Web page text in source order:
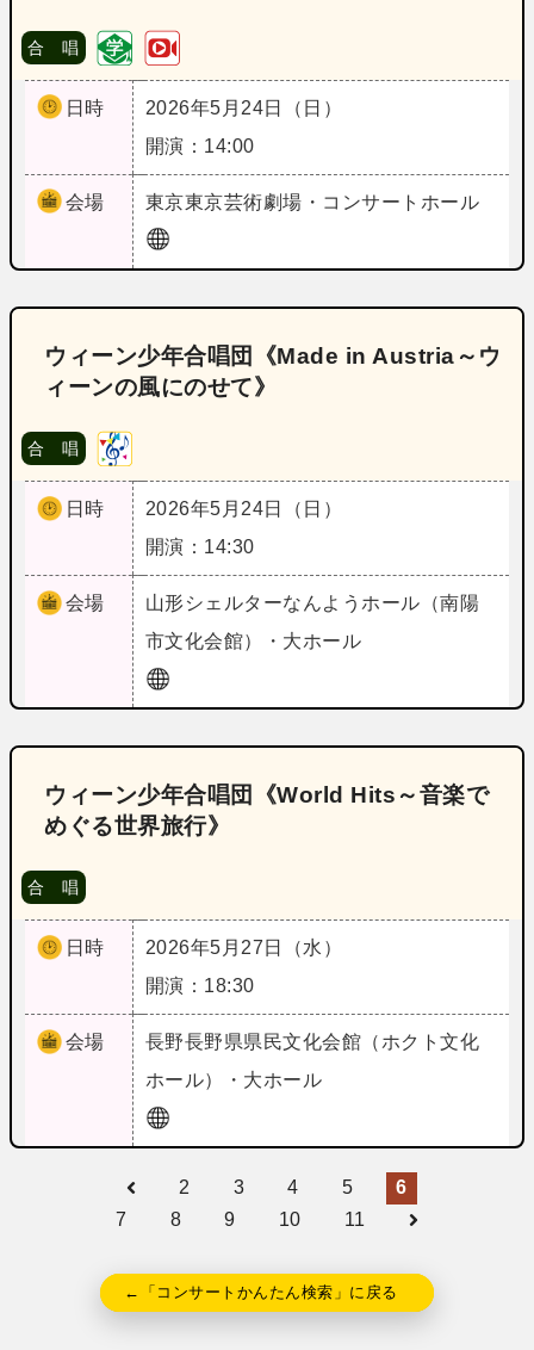
合 唱
日時
2026年5月24日（日）
開演：14:00
会場 東京東京芸術劇場・コンサートホール
ウィーン少年合唱団《Made in Austria～ウ
ィーンの風にのせて》
合 唱
日時
2026年5月24日（日）
開演：14:30
会場 山形シェルターなんようホール（南陽
市文化会館）・大ホール
ウィーン少年合唱団《World Hits～音楽で
めぐる世界旅行》
合 唱
日時
2026年5月27日（水）
開演：18:30
会場 長野長野県県民文化会館（ホクト文化
ホール）・大ホール
2 3 4 5
6
7
8 9 10 11
←「コンサートかんたん検索」に戻る